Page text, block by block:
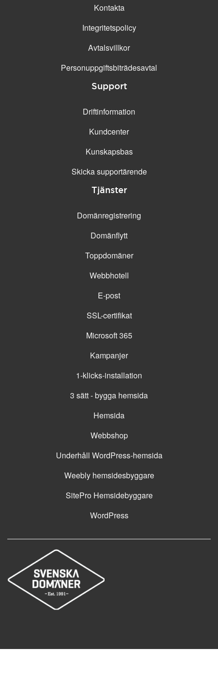
Kontakta
Integritetspolicy
Avtalsvillkor
Personuppgifts­biträdesavtal
Support
Driftinformation
Kundcenter
Kunskapsbas
Skicka supportärende
Tjänster
Domänregistrering
Domänflytt
Toppdomäner
Webbhotell
E-post
SSL-certifikat
Microsoft 365
Kampanjer
1-klicks-installation
3 sätt - bygga hemsida
Hemsida
Webbshop
Underhåll WordPress-hemsida
Weebly hemsidesbyggare
SitePro Hemsidebyggare
WordPress